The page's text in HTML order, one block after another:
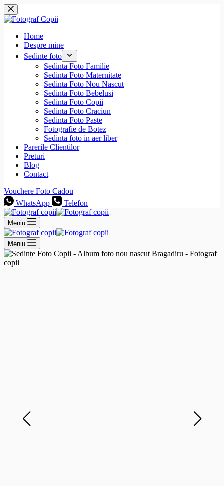
Sari
la
conținut
Home
Despre mine
Sedinte foto
Sedinta Foto Familie
Sedinta Foto Maternitate
Sedinta Foto Nou Nascut
Sedinta Foto Bebelusi
Sedinta Foto Copii
Sedinta Foto Craciun
Sedinta Foto Paste
Fotografie de Botez
Sedinta foto in aer liber
Parerile Clientilor
Preturi
Blog
Contact
Vouchere Foto Cadou
WhatsApp
Telefon
Meniu
Meniu